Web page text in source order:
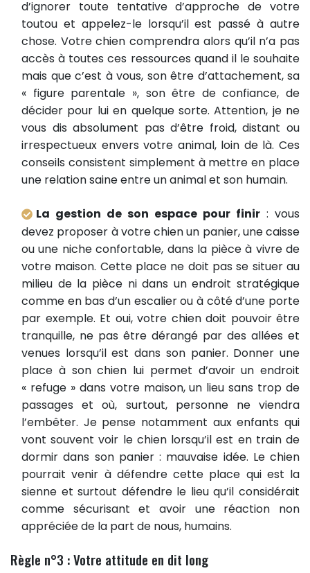
d’ignorer toute tentative d’approche de votre
toutou et appelez-le lorsqu’il est passé à autre
chose. Votre chien comprendra alors qu’il n’a pas
accès à toutes ces ressources quand il le souhaite
mais que c’est à vous, son être d’attachement, sa
« figure parentale », son être de confiance, de
décider pour lui en quelque sorte. Attention, je ne
vous dis absolument pas d’être froid, distant ou
irrespectueux envers votre animal, loin de là. Ces
conseils consistent simplement à mettre en place
une relation saine entre un animal et son humain.
La gestion de son espace pour finir : vous
devez proposer à votre chien un panier, une caisse
ou une niche confortable, dans la pièce à vivre de
votre maison. Cette place ne doit pas se situer au
milieu de la pièce ni dans un endroit stratégique
comme en bas d’un escalier ou à côté d’une porte
par exemple. Et oui, votre chien doit pouvoir être
tranquille, ne pas être dérangé par des allées et
venues lorsqu’il est dans son panier. Donner une
place à son chien lui permet d’avoir un endroit
« refuge » dans votre maison, un lieu sans trop de
passages et où, surtout, personne ne viendra
l’embêter. Je pense notamment aux enfants qui
vont souvent voir le chien lorsqu’il est en train de
dormir dans son panier : mauvaise idée. Le chien
pourrait venir à défendre cette place qui est la
sienne et surtout défendre le lieu qu’il considérait
comme sécurisant et avoir une réaction non
appréciée de la part de nous, humains.
Règle n°3 : Votre attitude en dit long